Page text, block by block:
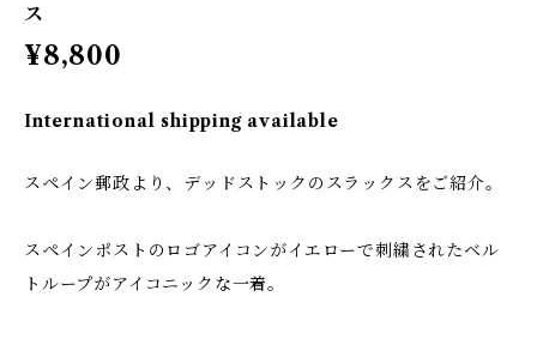
ス
¥8,800
International shipping available
スペイン郵政より、デッドストックのスラックスをご紹介。
スペインポストのロゴアイコンがイエローで刺繍されたベル
トループがアイコニックな一着。